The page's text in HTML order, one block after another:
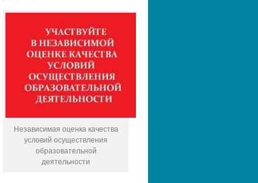
Независимая оценка качества
условий осуществления
образовательной
деятельности